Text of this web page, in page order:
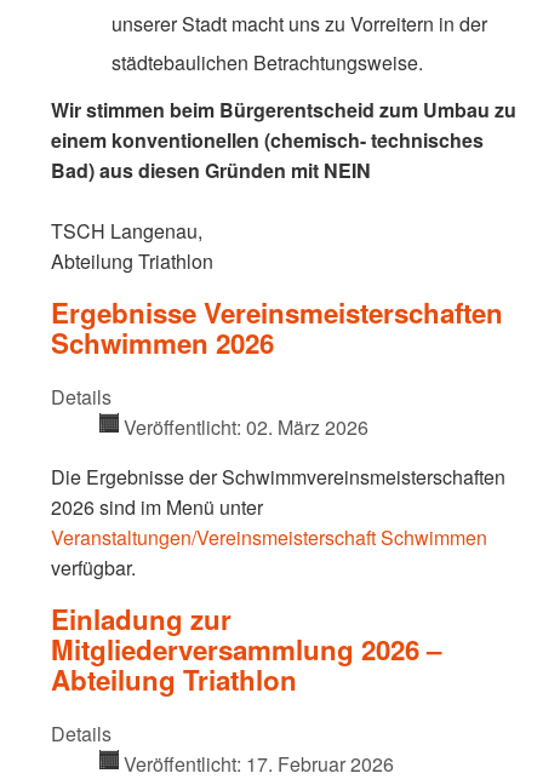
unserer Stadt macht uns zu Vorreitern in der
städtebaulichen Betrachtungsweise.
Wir stimmen beim Bürgerentscheid zum Umbau zu
einem konventionellen (chemisch- technisches
Bad) aus diesen Gründen mit NEIN
TSCH Langenau,
Abteilung Triathlon
Ergebnisse Vereinsmeisterschaften
Schwimmen 2026
Details
Veröffentlicht: 02. März 2026
Die Ergebnisse der Schwimmvereinsmeisterschaften
2026 sind im Menü unter
Veranstaltungen/Vereinsmeisterschaft Schwimmen
verfügbar.
Einladung zur
Mitgliederversammlung 2026 –
Abteilung Triathlon
Details
Veröffentlicht: 17. Februar 2026